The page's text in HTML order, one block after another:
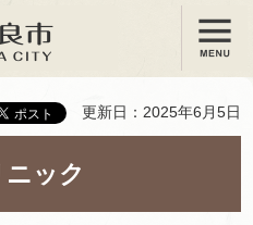
メニュー
更新日：2025年6月5日
ック